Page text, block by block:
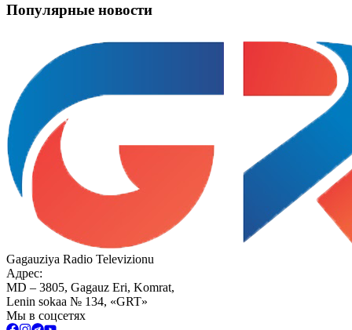
Популярные новости
Gagauziya Radio Televizionu
Адрес:
MD – 3805, Gagauz Eri, Komrat,
Lenin sokaa № 134, «GRT»
Мы в соцсетях